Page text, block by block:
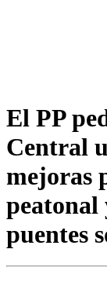
El PP
Central
mejoras
peatonal
puentes